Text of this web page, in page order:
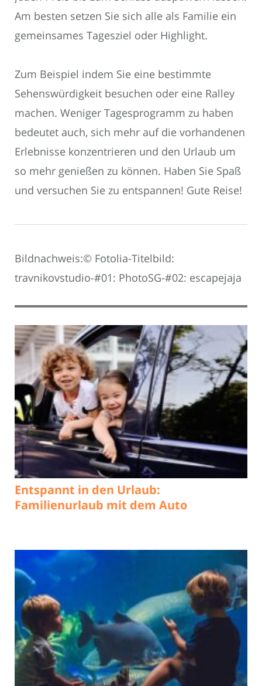
Am besten setzen Sie sich alle als Familie ein
gemeinsames Tagesziel oder Highlight.
Zum Beispiel indem Sie eine bestimmte
Sehenswürdigkeit besuchen oder eine Ralley
machen. Weniger Tagesprogramm zu haben
bedeutet auch, sich mehr auf die vorhandenen
Erlebnisse konzentrieren und den Urlaub um
so mehr genießen zu können. Haben Sie Spaß
und versuchen Sie zu entspannen! Gute Reise!
Bildnachweis:© Fotolia-Titelbild:
travnikovstudio-#01: PhotoSG-#02: escapejaja
Entspannt in den Urlaub:
Familienurlaub mit dem Auto